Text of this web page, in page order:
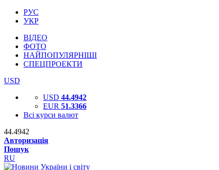
РУС
УКР
ВІДЕО
ФОТО
НАЙПОПУЛЯРНІШІ
СПЕЦПРОЕКТИ
USD
USD 44.4942
EUR 51.3366
Всі курси валют
44.4942
Авторизація
Пошук
RU